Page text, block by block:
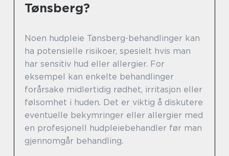
Tønsberg?
Noen hudpleie Tønsberg-behandlinger kan
ha potensielle risikoer, spesielt hvis man
har sensitiv hud eller allergier. For
eksempel kan enkelte behandlinger
forårsake midlertidig rødhet, irritasjon eller
følsomhet i huden. Det er viktig å diskutere
eventuelle bekymringer eller allergier med
en profesjonell hudpleiebehandler før man
gjennomgår behandling.